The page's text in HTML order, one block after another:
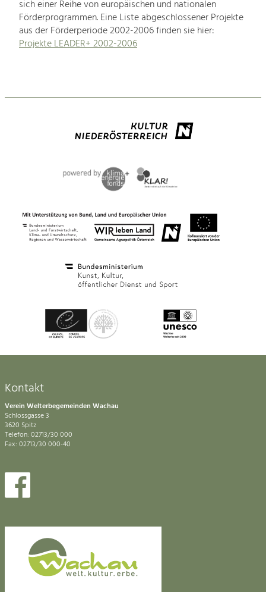
sich einer Reihe von europäischen und nationalen
Förderprogrammen. Eine Liste abgeschlossener Projekte
aus der Förderperiode 2002-2006 finden sie hier:
Projekte LEADER+ 2002-2006
Kontakt
Verein Welterbegemeinden Wachau
Schlossgasse 3
3620 Spitz
Telefon: 02713/30 000
Fax: 02713/30 000-40